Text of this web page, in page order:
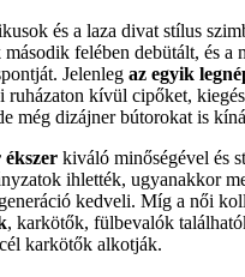
és a laza divat stílus
második felében debütált, és a
Jelenleg az egyik
ruházaton kívül cipőket,
még dizájner bútorokat is
kiváló minőségével és
ihlették, ugyanakkor
kedveli. Míg a női
, karkötők, fülbevalók
karkötők alkotják.